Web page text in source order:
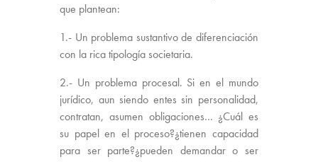
que plantean:
1.- Un problema sustantivo de diferenciación
con la rica tipología societaria.
2.- Un problema procesal. Si en el mundo
jurídico, aun siendo entes sin personalidad,
contratan, asumen obligaciones… ¿Cuál es
su papel en el proceso?¿tienen capacidad
para ser parte?¿pueden demandar o ser